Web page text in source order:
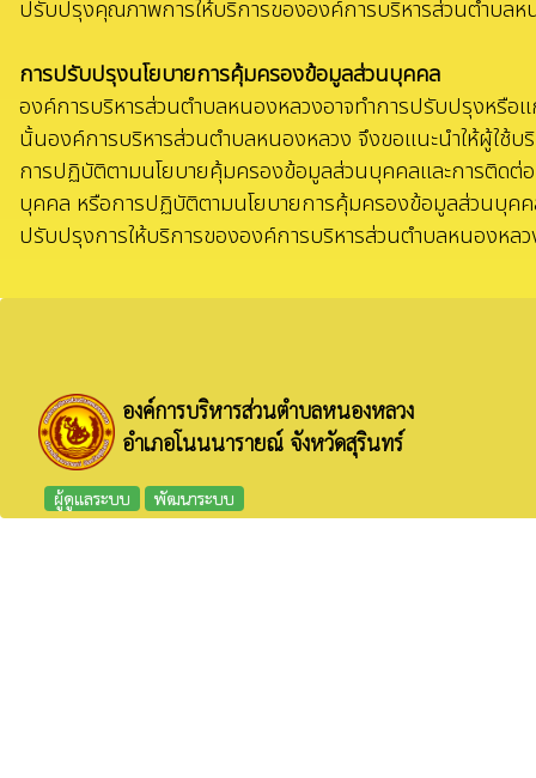
ปรับปรุงคุณภาพการให้บริการขององค์การบริหารส่วนตำบลห
การปรับปรุงนโยบายการคุ้มครองข้อมูลส่วนบุคคล
องค์การบริหารส่วนตำบลหนองหลวงอาจทำการปรับปรุงหรือ
นั้นองค์การบริหารส่วนตำบลหนองหลวง จึงขอแนะนําให้ผู้ใช้
การปฏิบัติตามนโยบายคุ้มครองข้อมูลส่วนบุคคลและการติด
บุคคล หรือการปฏิบัติตามนโยบายการคุ้มครองข้อมูลส่วนบุค
ปรับปรุงการให้บริการขององค์การบริหารส่วนตำบลหนองห
องค์การบริหารส่วนตำบลหนองหลวง
อำเภอโนนนารายณ์ จังหวัดสุรินทร์
ผู้ดูแลระบบ พัฒนาระบบ